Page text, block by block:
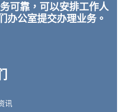
可靠，可以安排工作人
办公室提交办理业务。
讯